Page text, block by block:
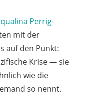
Perrig-
mit der
auf den Punkt:
Krise — sie
wie die
so nennt.